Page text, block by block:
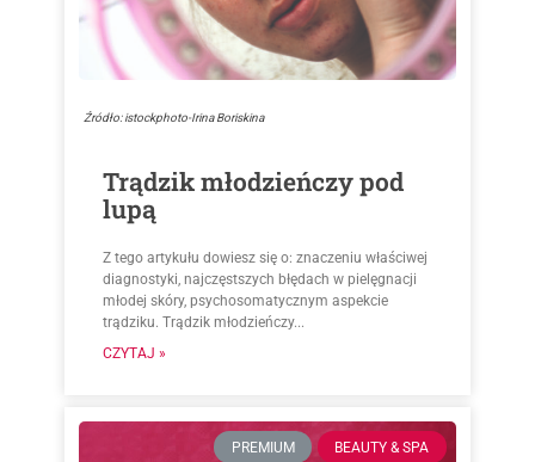
Źródło: istockphoto-Irina Boriskina
Trądzik młodzieńczy pod
lupą
Z tego artykułu dowiesz się o: znaczeniu właściwej
diagnostyki, najczęstszych błędach w pielęgnacji
młodej skóry, psychosomatycznym aspekcie
trądziku. Trądzik młodzieńczy...
CZYTAJ »
PREMIUM BEAUTY & SPA